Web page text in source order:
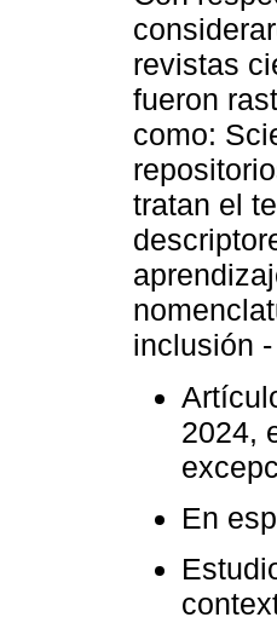
revistas
fueron
como:
tratan el
inclusión
2024,
En